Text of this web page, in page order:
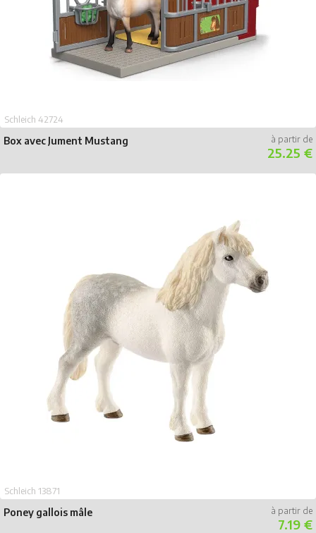
Box avec Jument Mustang
Schleich 42724
25.25 €
Poney gallois mâle
Schleich 13871
7.19 €